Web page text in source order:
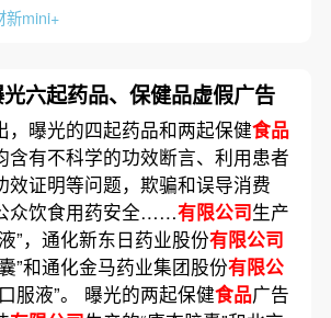
新mini+
六起药品、保健品虚假广告
，曝光的四起药品和两起保健食品
含有不科学的功效断言、利用患者
效证明等问题，欺骗和误导消费
众饮食用药安全……有限公司生产
”，通化新东日药业股份有限公司
”和通化金马药业集团股份有限公
服液”。 曝光的两起保健食品广告